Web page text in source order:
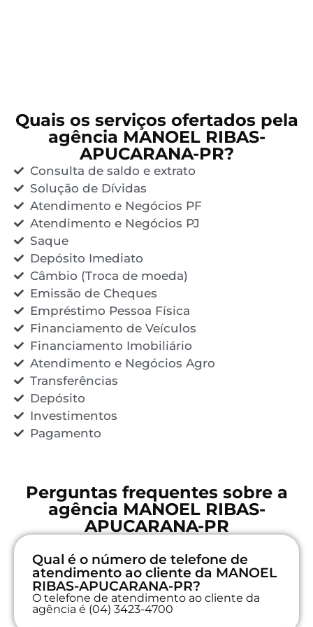
Quais os serviços ofertados pela
agência MANOEL RIBAS-
APUCARANA-PR?
Consulta de saldo e extrato
Solução de Dívidas
Atendimento e Negócios PF
Atendimento e Negócios PJ
Saque
Depósito Imediato
Câmbio (Troca de moeda)
Emissão de Cheques
Empréstimo Pessoa Física
Financiamento de Veículos
Financiamento Imobiliário
Atendimento e Negócios Agro
Transferências
Depósito
Investimentos
Pagamento
Perguntas frequentes sobre a
agência MANOEL RIBAS-
APUCARANA-PR
Qual é o número de telefone de
atendimento ao cliente da MANOEL
RIBAS-APUCARANA-PR?
O telefone de atendimento ao cliente da
agência é (04) 3423-4700